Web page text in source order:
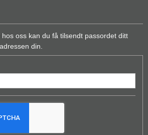
oss kan du få tilsendt passordet ditt
din.